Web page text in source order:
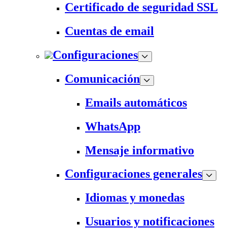
Certificado de seguridad SSL
Cuentas de email
Configuraciones
Comunicación
Emails automáticos
WhatsApp
Mensaje informativo
Configuraciones generales
Idiomas y monedas
Usuarios y notificaciones